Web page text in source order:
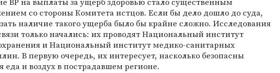
со стороны Комитета истцов. Если бы дело дошло до суда,
наличие такого ущерба было бы крайне сложно. Исследования
только начались: их проводят Национальный институт
и Национальный институт медико-санитарных
В первую очередь, их интересует, насколько безопасны
еда и воздух в пострадавшем регионе.